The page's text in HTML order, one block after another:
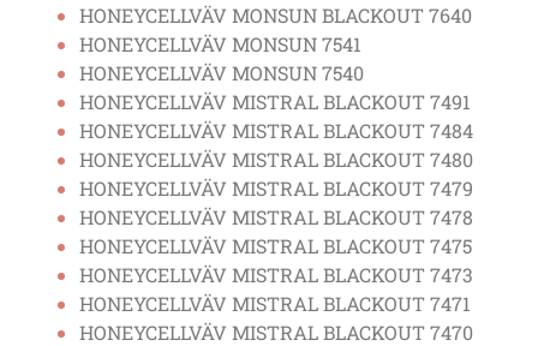
HONEYCELLVÄV MONSUN BLACKOUT 7640
HONEYCELLVÄV MONSUN 7541
HONEYCELLVÄV MONSUN 7540
HONEYCELLVÄV MISTRAL BLACKOUT 7491
HONEYCELLVÄV MISTRAL BLACKOUT 7484
HONEYCELLVÄV MISTRAL BLACKOUT 7480
HONEYCELLVÄV MISTRAL BLACKOUT 7479
HONEYCELLVÄV MISTRAL BLACKOUT 7478
HONEYCELLVÄV MISTRAL BLACKOUT 7475
HONEYCELLVÄV MISTRAL BLACKOUT 7473
HONEYCELLVÄV MISTRAL BLACKOUT 7471
HONEYCELLVÄV MISTRAL BLACKOUT 7470